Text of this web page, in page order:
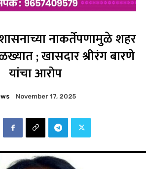
नाकर्तेपणामुळे शहर
; खासदार श्रीरंग बारणे
यांचा आरोप
November 17, 2025